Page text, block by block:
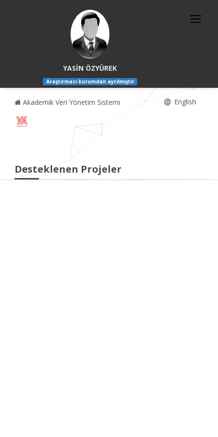
YASİN ÖZYÜREK
Araştırmacı kurumdan ayrılmıştır
Akademik Veri Yönetim Sistemi English
Desteklenen Projeler